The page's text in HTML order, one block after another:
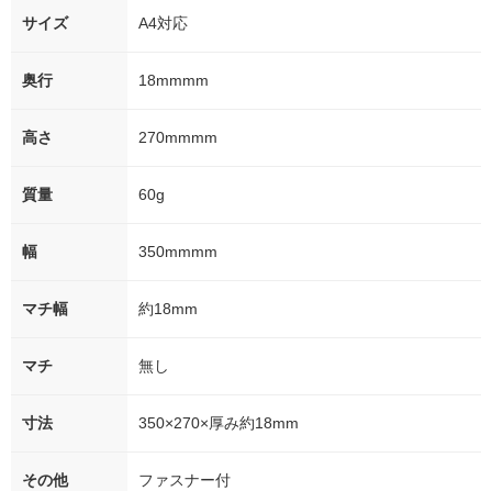
サイズ A4対応
奥行 18mmmm
高さ 270mmmm
質量 60g
幅 350mmmm
マチ幅 約18mm
マチ 無し
寸法 350×270×厚み約18mm
その他 ファスナー付